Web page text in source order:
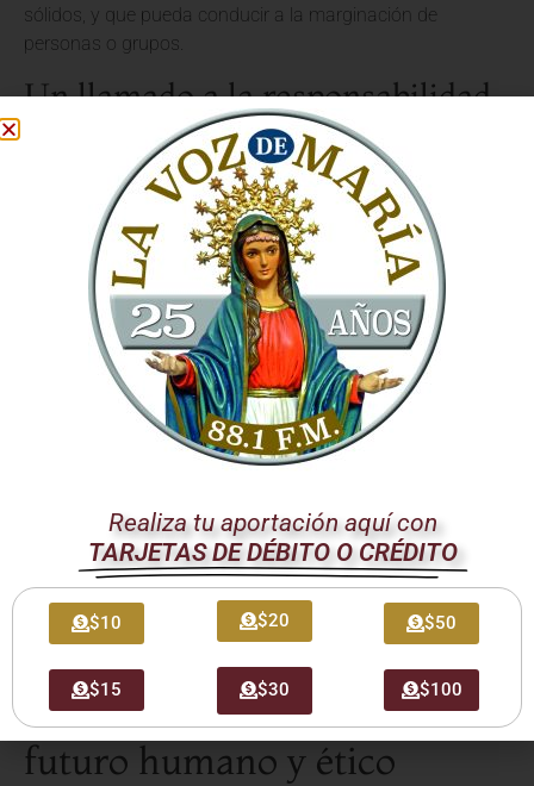
sólidos, y que pueda conducir a la marginación de
personas o grupos.
Un llamado a la responsabilidad
en la era digital
El Sumo Pontífice insta a laIglesia Católica
y a toda la
sociedad a asumir una responsabilidad colectiva en la
dirección del progreso tecnológico. «Debemos
asegurarnos de que la IA sirva a la
misión de la Iglesia
anunciar el Evangelio y de promover la fraternidad
universal», se lee en el documento. El Papa León XIV
enfatiza la necesidad de un enfoque centrado en la
persona, donde la tecnología sea un medio para el
crecimiento integral y no un fin en sí mismo.
«Magnifica Humanitas»propone una visión
IA para resolver grandes problemas globales, pero siempre
bajo la premisa de que debe estar al servicio de la vida y
del bien común. Se subraya la importancia de la
evangelización
en este contexto, para que los valores
cristianos guíen el desarrollo y la aplicación de estas
El Vaticano promueve un
futuro humano y ético
Realiza tu aportación aquí con
TARJETAS DE DÉBITO O CRÉDITO
$10
$15
$20
$30
$50
$100